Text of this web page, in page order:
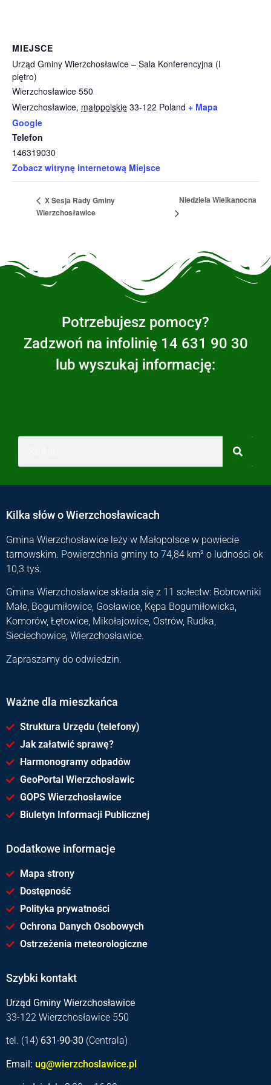
MIEJSCE
Urząd Gminy Wierzchosławice – Sala Konferencyjna (I
piętro)
Wierzchosławice 550
Wierzchosławice, małopolskie 33-122 Poland + Mapa
Google
Telefon
146319030
Zobacz witrynę internetową Miejsce
X Sesja Rady Gminy
Wierzchosławice
Niedziela Wielkanocna
Potrzebujesz pomocy?
Zadzwoń na infolinię 14 631 90 30
lub wyszukaj informację:
Kilka słów o Wierzchosławicach
Gmina Wierzchosławice leży w Małopolsce w powiecie
tarnowskim. Powierzchnia gminy to 74,84 km² o ludności ok
10,3 tyś.
Gmina Wierzchosławice składa się z 11 sołectw: Bobrowniki
Małe, Bogumiłowice, Gosławice, Kępa Bogumiłowicka,
Komorów, Łętowice, Mikołajowice, Ostrów, Rudka,
Sieciechowice, Wierzchosławice.
Zapraszamy do odwiedzin.
Ważne dla mieszkańca
Struktura Urzędu (telefony)
Jak załatwić sprawę?
Harmonogramy odpadów
GeoPortal Wierzchosławic
GOPS Wierzchosławice
Biuletyn Informacji Publicznej
Dodatkowe informacje
Mapa strony
Dostępność
Polityka prywatności
Ochrona Danych Osobowych
Ostrzeżenia meteorologiczne
Szybki kontakt
Urząd Gminy Wierzchosławice
33-122 Wierzchosławice 550
tel. (14) 631-90-30 (Centrala)
Email: ug@wierzchoslawice.pl